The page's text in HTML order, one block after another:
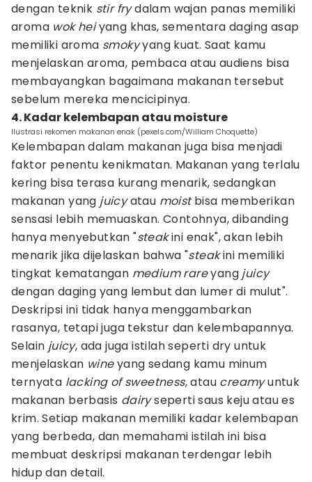
dengan teknik stir frydalam wajan panas memiliki
aroma wok heiyang khas, sementara daging asap
memiliki aroma smokyyang kuat. Saat kamu
menjelaskan aroma, pembaca atau audiens bisa
membayangkan bagaimana makanan tersebut
sebelum mereka mencicipinya.
4. Kadar kelembapan atau moisture
Ilustrasi rekomen makanan enak (pexels.com/William Choquette)
Kelembapan dalam makanan juga bisa menjadi
faktor penentu kenikmatan. Makanan yang terlalu
kering bisa terasa kurang menarik, sedangkan
makanan yang juicyatau moistbisa memberikan
sensasi lebih memuaskan. Contohnya, dibanding
hanya menyebutkan "steakini enak", akan lebih
menarik jika dijelaskan bahwa "steakini memiliki
tingkat kematangan medium rareyang juicy
dengan daging yang lembut dan lumer di mulut".
Deskripsi ini tidak hanya menggambarkan
rasanya, tetapi juga tekstur dan kelembapannya.
Selain juicy, ada juga istilah seperti dry untuk
menjelaskan wineyang sedang kamu minum
ternyata lacking of sweetness, atau creamyuntuk
makanan berbasis dairyseperti saus keju atau es
krim. Setiap makanan memiliki kadar kelembapan
yang berbeda, dan memahami istilah ini bisa
membuat deskripsi makanan terdengar lebih
hidup dan detail.